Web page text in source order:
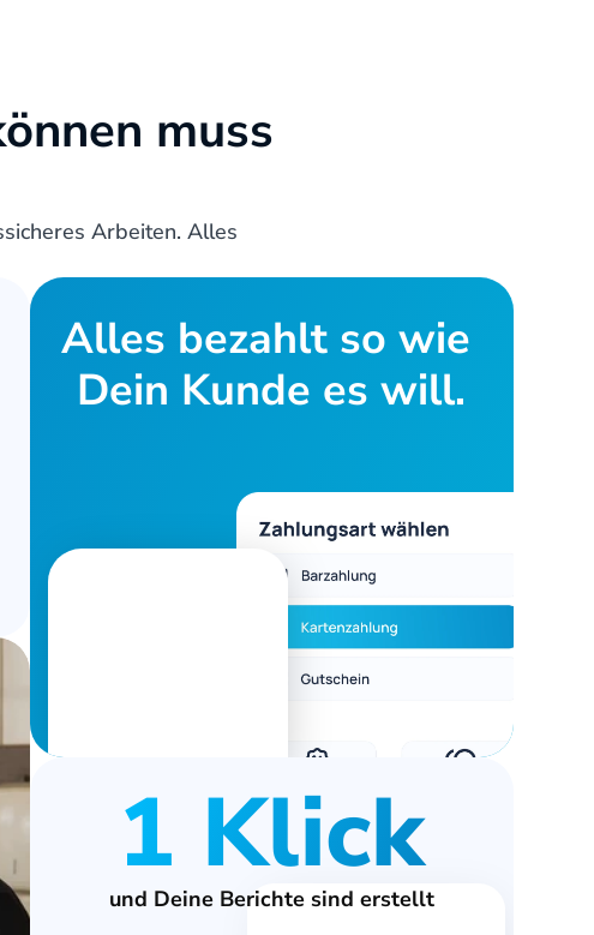
muss
Arbeiten. Alles
Zahlungsarten
Alles bezahlt so wie
Dein Kunde es will.
1 Klick
und Deine Berichte sind erstellt